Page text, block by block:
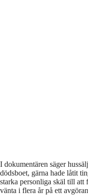
I dokumentären säger
dödsboet, gärna hade låtit
starka personliga skäl till att
vänta i flera år på ett